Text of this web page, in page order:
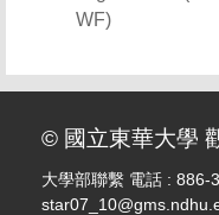
WF)
© 國立東華大學
大學部聯繫 電話 : 886-